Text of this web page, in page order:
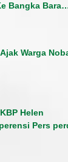
Bangka
Warga
Helen
Pers